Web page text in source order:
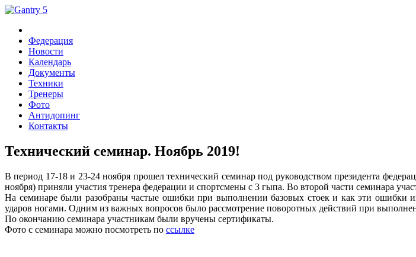
Федерация
Новости
Календарь
Документы
Техники
Тренеры
Фото
Антидопинг
Контакты
Технический семинар. Ноябрь 2019!
В период 17-18 и 23-24 ноября прошел технический семинар под руководством президента
ноября) приняли участия тренера федерации и спортсмены с 3 гыпа. Во второй части семинара
На семинаре были разобраны частые ошибки при выполнении базовых стоек и как эти ошибки
ударов ногами. Одним из важных вопросов было рассмотрение поворотных действий при
По окончанию семинара участникам были вручены сертификаты.
Фото с семинара можно посмотреть по ссылке